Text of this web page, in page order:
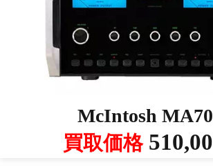
McIntosh
買取価格